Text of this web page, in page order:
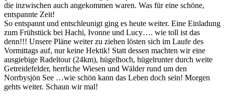
die inzwischen auch angekommen waren. Was für eine schöne,
entspannte Zeit!
So entspannt und entschleunigt ging es heute weiter. Eine Einladung
zum Frühstück bei Hachi, Ivonne und Lucy…. wie toll ist das
denn!!! Unsere Pläne weiter zu ziehen lösten sich im Laufe des
Vormittags auf, nur keine Hektik! Statt dessen machten wir eine
ausgiebige Radeltour (24km), hügelhoch, hügelrunter durch weite
Getreidefelder, herrliche Wiesen und Wälder rund um den
Norrbysjön See …wie schön kann das Leben doch sein! Morgen
gehts weiter. Schaun wir mal!